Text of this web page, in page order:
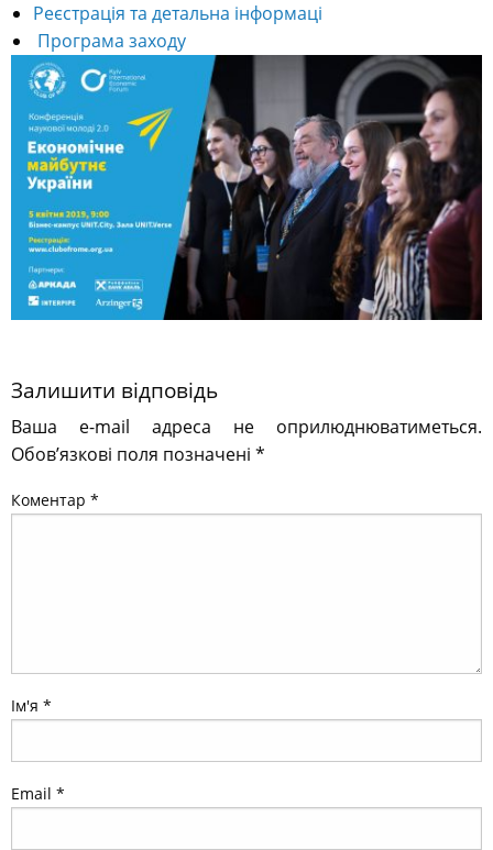
Реєстрація та детальна інформаці
Програма заходу
Залишити відповідь
Ваша e-mail адреса не оприлюднюватиметься.
Обов’язкові поля позначені *
Коментар *
Ім'я *
Email *